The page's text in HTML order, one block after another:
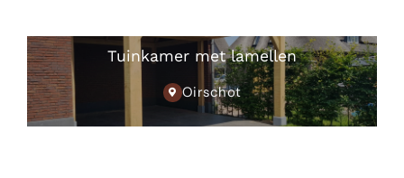
Tuinkamer met lamellen
Oirschot